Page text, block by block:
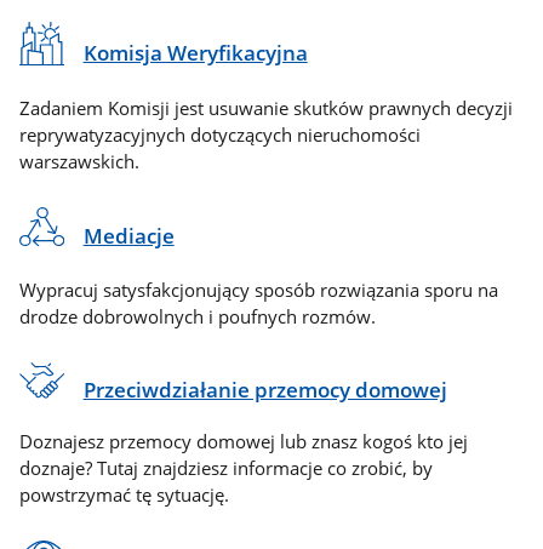
Komisja Weryfikacyjna
Zadaniem Komisji jest usuwanie skutków prawnych decyzji
reprywatyzacyjnych dotyczących nieruchomości
warszawskich.
Mediacje
Wypracuj satysfakcjonujący sposób rozwiązania sporu na
drodze dobrowolnych i poufnych rozmów.
Przeciwdziałanie przemocy domowej
Doznajesz przemocy domowej lub znasz kogoś kto jej
doznaje? Tutaj znajdziesz informacje co zrobić, by
powstrzymać tę sytuację.